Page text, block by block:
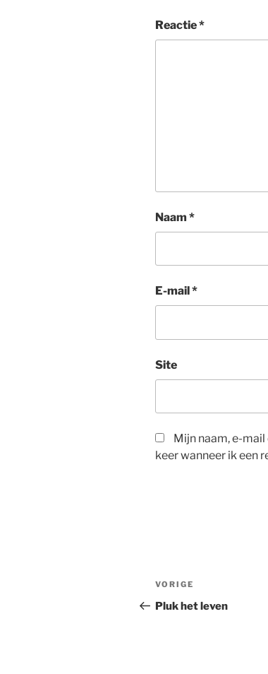
Reactie*
Naam *
E-mail *
Site
Mijn naam, e-
keer wanneer ik een
Bericht
navigatie
Vorig
bericht
VORIGE
Pluk het leven